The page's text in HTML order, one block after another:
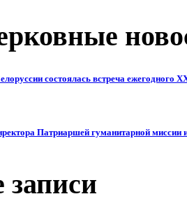
состоялась встреча
Патриаршей гуманитарной миссии